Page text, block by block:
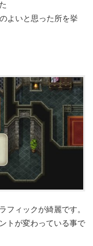
よいと思った所を挙
フィックが綺麗です。
トが変わっている事で